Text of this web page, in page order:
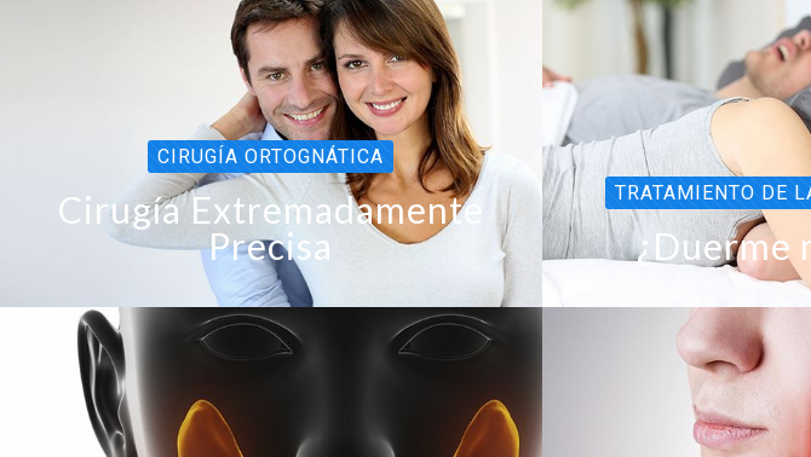
CIRUGÍA ORTOGNÁTICA
Cirugía Extremadamente
Precisa
TRATAMIENTO DE
¿Duerme